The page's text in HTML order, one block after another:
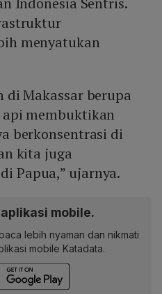
menyatukan
di Makassar berupa
membuktikan
berkonsentrasi di
kita juga
Papua,” ujarnya.
mobile.
lebih nyaman dan nikmati
mobile Katadata.